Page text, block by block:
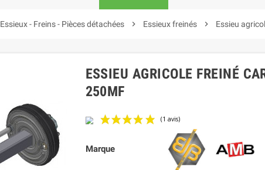
Essieux - Freins - Pièces détachées chevron_right Essieux freinés chevron_right Essieu
ESSIEU AGRICOLE FREINÉ
250MF
Marque